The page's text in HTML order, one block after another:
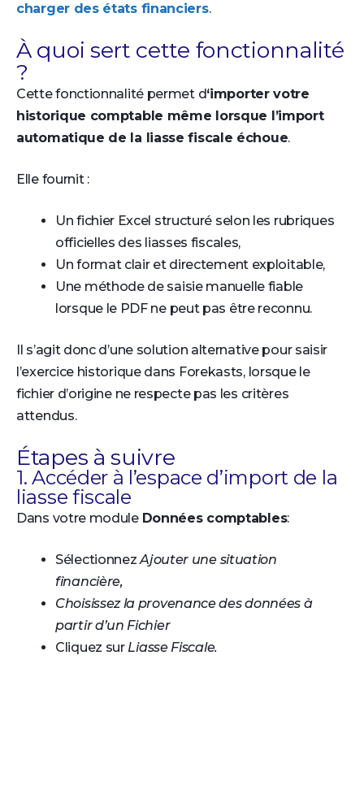
charger des états financiers.
À quoi sert cette fonctionnalité
?
Cette fonctionnalité permet d‘importer votre
historique comptable même lorsque l’import
automatique de la liasse fiscale échoue.
Elle fournit :
Un fichier Excel structuré selon les rubriques
officielles des liasses fiscales,
Un format clair et directement exploitable,
Une méthode de saisie manuelle fiable
lorsque le PDF ne peut pas être reconnu.
Il s’agit donc d’une solution alternative pour saisir
l’exercice historique dans Forekasts, lorsque le
fichier d’origine ne respecte pas les critères
attendus.
Étapes à suivre
1. Accéder à l’espace d’import de la
liasse fiscale
Dans votre module Données comptables:
SélectionnezAjouter une situation
financière,
Choisissez la provenance des données à
partir d’un Fichier
Cliquez sur Liasse Fiscale.